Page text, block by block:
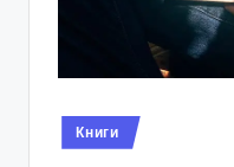
Опубліковано
у
Книги